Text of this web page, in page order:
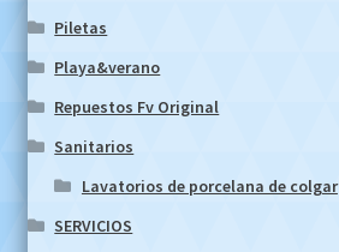
Piletas
Playa&verano
Repuestos Fv Original
Sanitarios
Lavatorios de porcelana de colgar
SERVICIOS